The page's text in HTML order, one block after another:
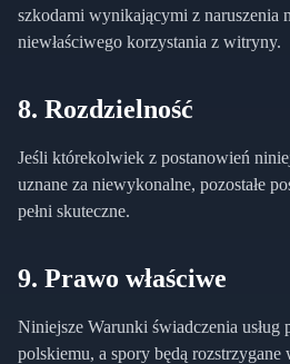
szkodami wynikającymi z naruszenia
niewłaściwego korzystania z witryny.
8. Rozdzielność
Jeśli którekolwiek z postanowień
uznane za niewykonalne, pozostałe
pełni skuteczne.
9. Prawo właściwe
Niniejsze Warunki świadczenia usług
polskiemu, a spory będą rozstrzygane